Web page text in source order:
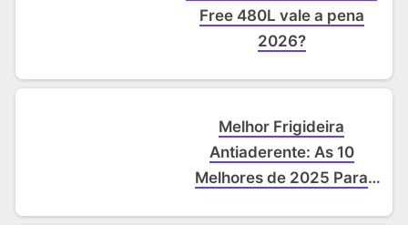
Free 480L vale a pena
2026?
Melhor Frigideira
Antiaderente: As 10
Melhores de 2025 Para